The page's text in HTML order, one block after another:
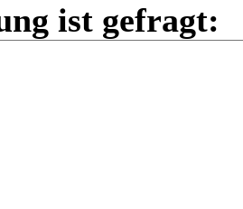
ist gefragt: